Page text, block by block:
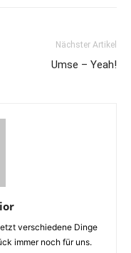
Nächster Artikel
Umse – Yeah!
verschiedene Dinge
immer noch für uns.